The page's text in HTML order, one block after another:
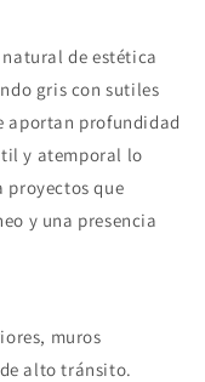
de estética
gris con sutiles
aportan profundidad
y atemporal lo
proyectos que
y una presencia
muros
alto tránsito.